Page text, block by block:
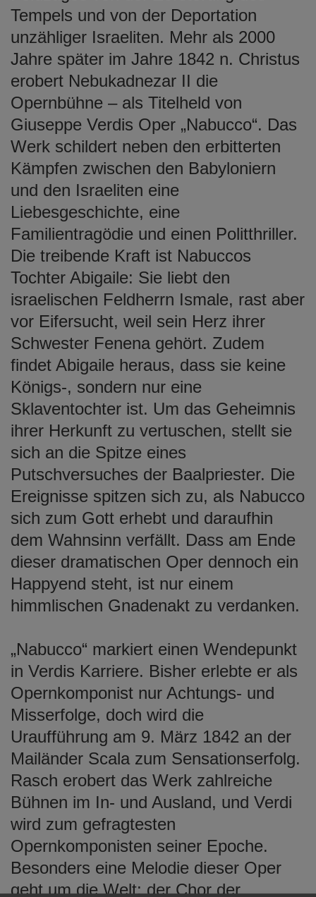
Tempels und von der Deportation
unzähliger Israeliten. Mehr als 2000
Jahre später im Jahre 1842 n. Christus
erobert Nebukadnezar II die
Opernbühne – als Titelheld von
Giuseppe Verdis Oper „Nabucco“. Das
Werk schildert neben den erbitterten
Kämpfen zwischen den Babyloniern
und den Israeliten eine
Liebesgeschichte, eine
Familientragödie und einen Politthriller.
Die treibende Kraft ist Nabuccos
Tochter Abigaile: Sie liebt den
israelischen Feldherrn Ismale, rast aber
vor Eifersucht, weil sein Herz ihrer
Schwester Fenena gehört. Zudem
findet Abigaile heraus, dass sie keine
Königs-, sondern nur eine
Sklaventochter ist. Um das Geheimnis
ihrer Herkunft zu vertuschen, stellt sie
sich an die Spitze eines
Putschversuches der Baalpriester. Die
Ereignisse spitzen sich zu, als Nabucco
sich zum Gott erhebt und daraufhin
dem Wahnsinn verfällt. Dass am Ende
dieser dramatischen Oper dennoch ein
Happyend steht, ist nur einem
himmlischen Gnadenakt zu verdanken.
„Nabucco“ markiert einen Wendepunkt
in Verdis Karriere. Bisher erlebte er als
Opernkomponist nur Achtungs- und
Misserfolge, doch wird die
Uraufführung am 9. März 1842 an der
Mailänder Scala zum Sensationserfolg.
Rasch erobert das Werk zahlreiche
Bühnen im In- und Ausland, und Verdi
wird zum gefragtesten
Opernkomponisten seiner Epoche.
Besonders eine Melodie dieser Oper
geht um die Welt: der Chor der